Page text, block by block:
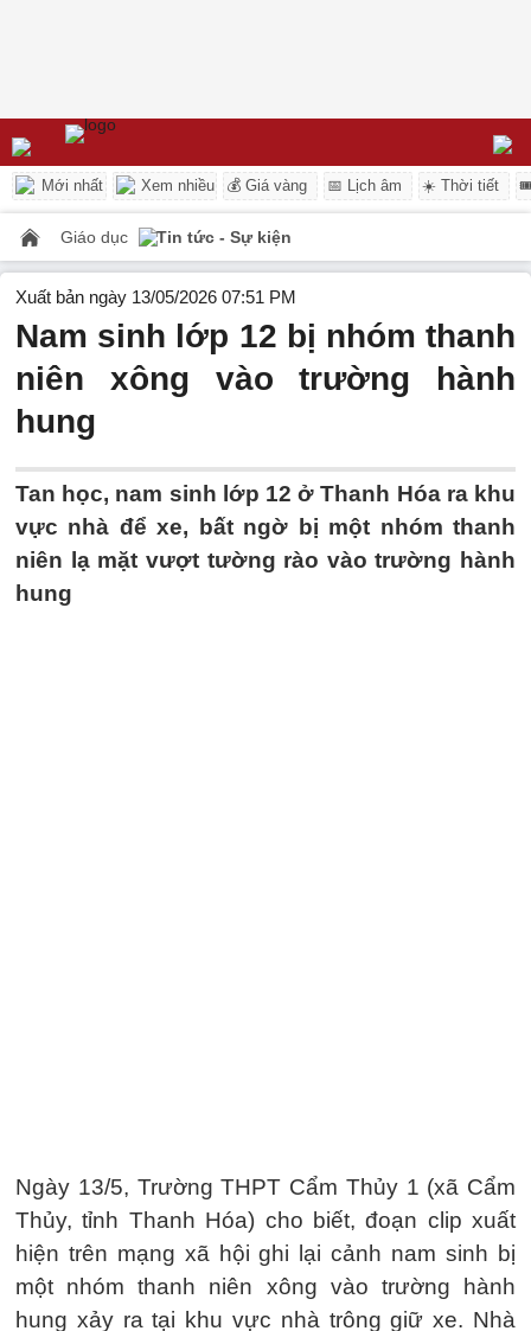
Mới nhất Xem nhiều 💰 Giá vàng 📅 Lịch âm ☀️ Thời tiết
Giáo dục Tin tức - Sự kiện
Xuất bản ngày 13/05/2026 07:51 PM
Nam sinh lớp 12 bị nhóm thanh
niên xông vào trường hành
hung
Tan học, nam sinh lớp 12 ở Thanh Hóa ra khu
vực nhà để xe, bất ngờ bị một nhóm thanh
niên lạ mặt vượt tường rào vào trường hành
hung
Ngày 13/5, Trường THPT Cẩm Thủy 1 (xã Cẩm
Thủy, tỉnh Thanh Hóa) cho biết, đoạn clip xuất
hiện trên mạng xã hội ghi lại cảnh nam sinh bị
một nhóm thanh niên xông vào trường hành
hung xảy ra tại khu vực nhà trông giữ xe. Nhà